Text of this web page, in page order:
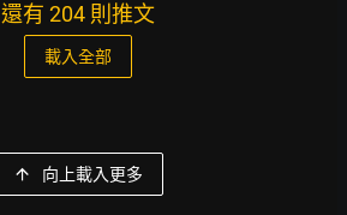
還有 204 則推文
載入全部
向上載入更多